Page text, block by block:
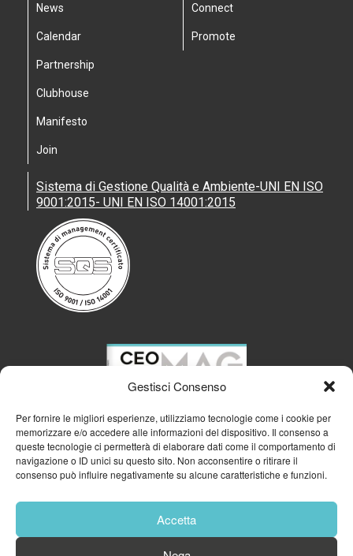
Gestisci Consenso
Per fornire le migliori esperienze, utilizziamo tecnologie come i cookie per
memorizzare e/o accedere alle informazioni del dispositivo. Il consenso a
queste tecnologie ci permetterà di elaborare dati come il comportamento di
navigazione o ID unici su questo sito. Non acconsentire o ritirare il
consenso può influire negativamente su alcune caratteristiche e funzioni.
Accetta
News
Calendar
Partnership
Clubhouse
Manifesto
Join
Connect
Promote
Sistema di Gestione Qualità e Ambiente-UNI EN ISO
9001:2015- UNI EN ISO 14001:2015